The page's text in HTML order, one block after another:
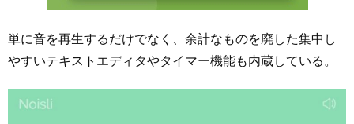
単に音を再生するだけでなく、余計なものを廃した集中し
やすいテキストエディタやタイマー機能も内蔵している。